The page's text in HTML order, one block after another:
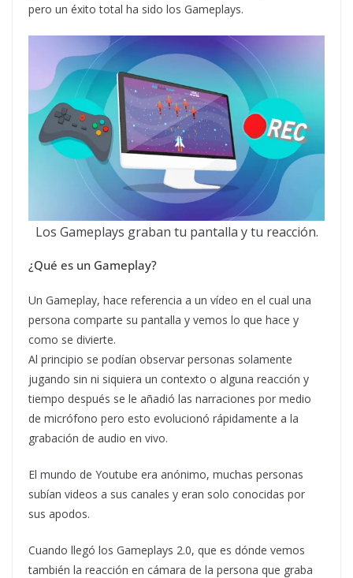
pero un éxito total ha sido los Gameplays.
Los Gameplays graban tu pantalla y tu reacción.
¿Qué es un Gameplay?
Un Gameplay, hace referencia a un vídeo en el cual una
persona comparte su pantalla y vemos lo que hace y
como se divierte.
Al principio se podían observar personas solamente
jugando sin ni siquiera un contexto o alguna reacción y
tiempo después se le añadió las narraciones por medio
de micrófono pero esto evolucionó rápidamente a la
grabación de audio en vivo.
El mundo de Youtube era anónimo, muchas personas
subían videos a sus canales y eran solo conocidas por
sus apodos.
Cuando llegó los Gameplays 2.0, que es dónde vemos
también la reacción en cámara de la persona que graba